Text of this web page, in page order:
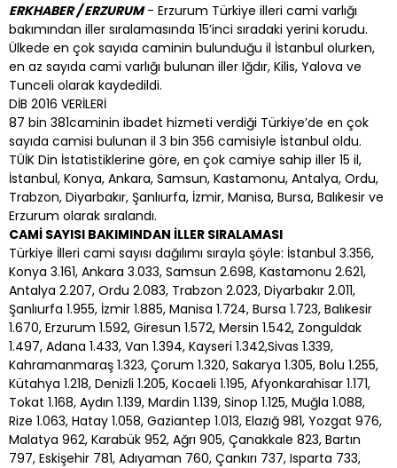
ERKHABER / ERZURUM- Erzurum Türkiye illeri cami varlığı
bakımından iller sıralamasında 15’inci sıradaki yerini korudu.
Ülkede en çok sayıda caminin bulunduğu il İstanbul olurken,
en az sayıda cami varlığı bulunan iller Iğdır, Kilis, Yalova ve
Tunceli olarak kaydedildi.
DİB 2016 VERİLERİ
87 bin 381caminin ibadet hizmeti verdiği Türkiye’de en çok
sayıda camisi bulunan il 3 bin 356 camisiyle İstanbul oldu.
TÜİK Din İstatistiklerine göre, en çok camiye sahip iller 15 il,
İstanbul, Konya, Ankara, Samsun, Kastamonu, Antalya, Ordu,
Trabzon, Diyarbakır, Şanlıurfa, İzmir, Manisa, Bursa, Balıkesir ve
Erzurum olarak sıralandı.
CAMİ SAYISI BAKIMINDAN İLLER SIRALAMASI
Türkiye İlleri cami sayısı dağılımı sırayla şöyle: İstanbul 3.356,
Konya 3.161, Ankara 3.033, Samsun 2.698, Kastamonu 2.621,
Antalya 2.207, Ordu 2.083, Trabzon 2.023, Diyarbakır 2.011,
Şanlıurfa 1.955, İzmir 1.885, Manisa 1.724, Bursa 1.723, Balıkesir
1.670, Erzurum 1.592, Giresun 1.572, Mersin 1.542, Zonguldak
1.497, Adana 1.433, Van 1.394, Kayseri 1.342,Sivas 1.339,
Kahramanmaraş 1.323, Çorum 1.320, Sakarya 1.305, Bolu 1.255,
Kütahya 1.218, Denizli 1.205, Kocaeli 1.195, Afyonkarahisar 1.171,
Tokat 1.168, Aydın 1.139, Mardin 1.139, Sinop 1.125, Muğla 1.088,
Rize 1.063, Hatay 1.058, Gaziantep 1.013, Elazığ 981, Yozgat 976,
Malatya 962, Karabük 952, Ağrı 905, Çanakkale 823, Bartın
797, Eskişehir 781, Adıyaman 760, Çankırı 737, Isparta 733,